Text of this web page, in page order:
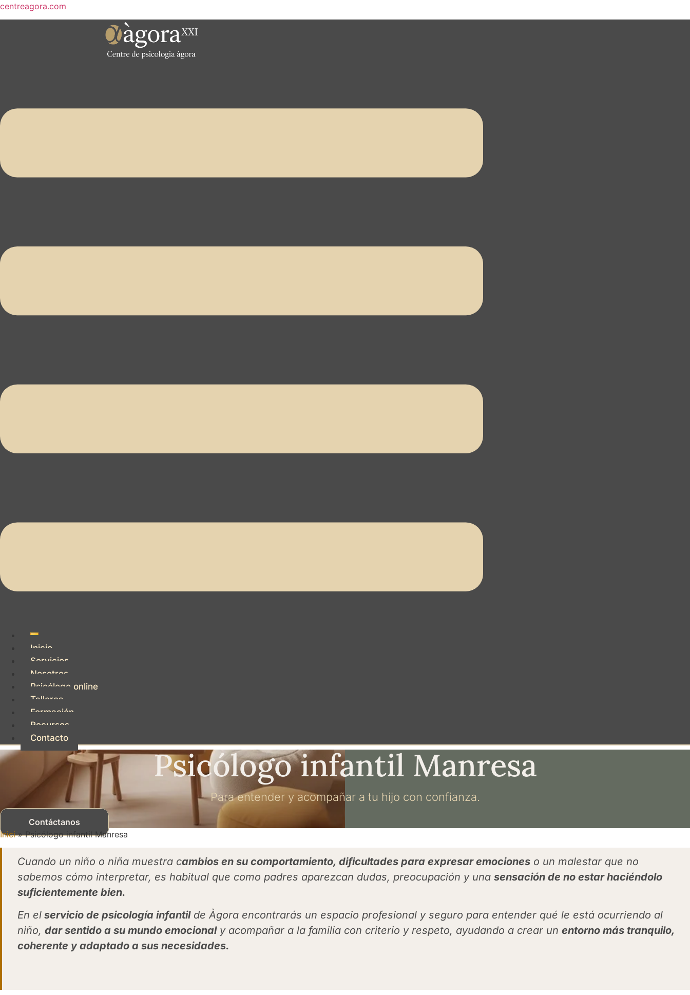
centreagora.com
Inicio
Servicios
Nosotros
Psicólogo online
Talleres
Formación
Recursos
Contacto
Psicólogo infantil Manresa
Para entender y acompañar a tu hijo con confianza.
Contáctanos
Inici»Psicólogo infantil Manresa
Cuando un niño o niña muestra cambios en su comportamiento, dificultades para expresar emociones o un malestar que no
sabemos cómo interpretar, es habitual que como padres aparezcan dudas, preocupación y una sensación de no estar haciéndolo
suficientemente bien.
En el servicio de psicología infantilde Àgora encontrarás un espacio profesional y seguro para entender qué le está ocurriendo al
niño, dar sentido a su mundo emocionaly acompañar a la familia con criterio y respeto, ayudando a crear un entorno más tranquilo,
coherente y adaptado a sus necesidades.